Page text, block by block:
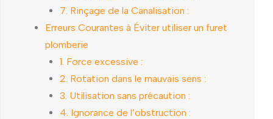
7. Rinçage de la Canalisation :
Erreurs Courantes à Éviter utiliser un furet
plomberie
1. Force excessive :
2. Rotation dans le mauvais sens :
3. Utilisation sans précaution :
4. Ignorance de l’obstruction :